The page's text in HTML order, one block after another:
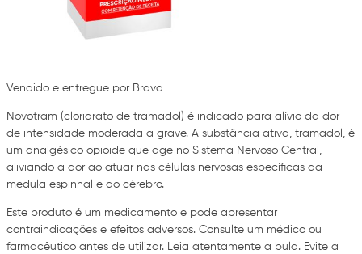
Vendido e entregue por Brava
Novotram (cloridrato de tramadol) é indicado para alívio da dor
de intensidade moderada a grave. A substância ativa, tramadol, é
um analgésico opioide que age no Sistema Nervoso Central,
aliviando a dor ao atuar nas células nervosas específicas da
medula espinhal e do cérebro.
Este produto é um medicamento e pode apresentar
contraindicações e efeitos adversos. Consulte um médico ou
farmacêutico antes de utilizar. Leia atentamente a bula. Evite a